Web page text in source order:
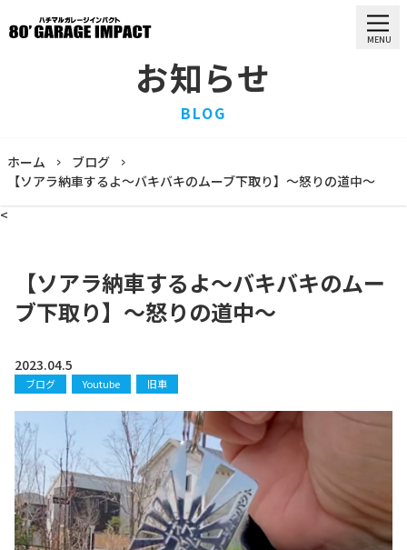
MENU
HOME
ホーム
STAFF
スタッフ
お知らせ
CONTACT
お問合わせ
お知らせ
BLOG
ホーム
ブログ
【ソアラ納車するよ〜バキバキのムーブ下取り】〜怒りの道中〜
<
【ソアラ納車するよ〜バキバキのムー
ブ下取り】〜怒りの道中〜
2023.04.5
ブログ Youtube 旧車